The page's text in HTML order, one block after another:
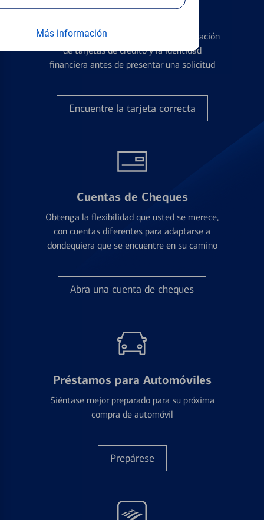
Más información
Conozca los pormenores de la administración
de tarjetas de crédito y la identidad
financiera antes de presentar una solicitud
Encuentre la tarjeta correcta
Cuentas de Cheques
Obtenga la flexibilidad que usted se merece,
con cuentas diferentes para adaptarse a
dondequiera que se encuentre en su camino
Abra una cuenta de cheques
Préstamos para Automóviles
Siéntase mejor preparado para su próxima
compra de automóvil
Prepárese